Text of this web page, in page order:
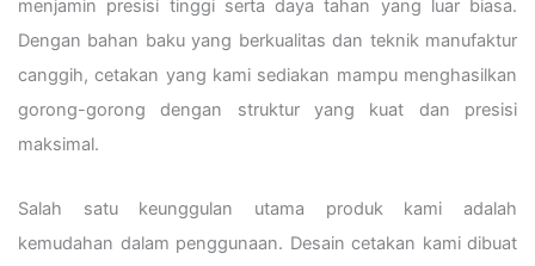
menjamin presisi tinggi serta daya tahan yang luar biasa.
Dengan bahan baku yang berkualitas dan teknik manufaktur
canggih, cetakan yang kami sediakan mampu menghasilkan
gorong-gorong dengan struktur yang kuat dan presisi
maksimal.
Salah satu keunggulan utama produk kami adalah
kemudahan dalam penggunaan. Desain cetakan kami dibuat